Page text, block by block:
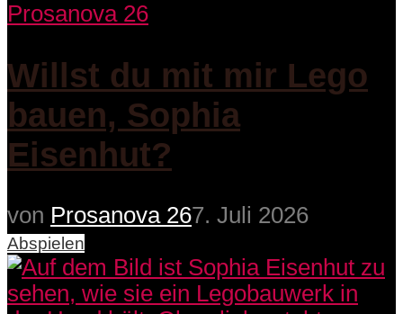
Prosanova 26
Willst du mit mir Lego
bauen, Sophia
Eisenhut?
von Prosanova 267. Juli 2026
Abspielen